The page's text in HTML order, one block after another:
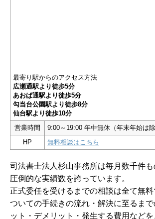
最寄り駅からのアクセス方法
広瀬通駅より徒歩5分
あおば通駅より徒歩5分
勾当台公園駅より徒歩8分
仙台駅より徒歩10分
営業時間
9:00～19:00 年中無休（年末年始は除
HP
無料相談はこちら
司法書士法人杉山事務所は毎月数千件も
圧倒的な実績数を誇っています。
正式委任を受けるまでの相談は全て無
ついての手続きの流れ・解決に至るまで
ット・デメリット・発生する費用など